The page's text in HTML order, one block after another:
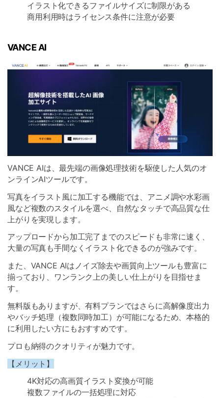
イラスト化できるファイルサイズに制限がある
商用利用時はライセンス条件に注意が必要
VANCE AI
VANCE AIは、最先端の画像処理技術を駆使した人気のオ
ンラインAIツールです。
写真をイラスト風に加工する機能では、アニメ調や水彩画
風など複数のスタイルを選べ、自然なタッチで高品質な仕
上がりを実現します。
アップロードから加工完了までのスピードも非常に速く、
大量の写真も手間なくイラスト化できるのが強みです。
また、VANCE AIはノイズ除去や画質向上ツールも豊富に
揃っており、ワンランク上の美しい仕上がりを目指せま
す。
無料版もありますが、有料プランではさらに高解像度出力
やバッチ処理（複数同時加工）が可能になるため、本格的
に利用したい方にもおすすめです。
プロも納得のクオリティが魅力です。
【メリット】
4K対応の高画質イラスト変換が可能
複数ファイルの一括処理に対応